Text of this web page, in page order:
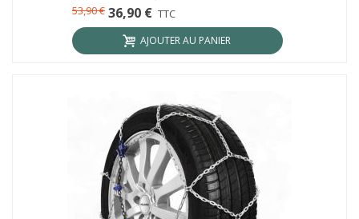
36,90 € TTC
53,90 €
AJOUTER AU PANIER